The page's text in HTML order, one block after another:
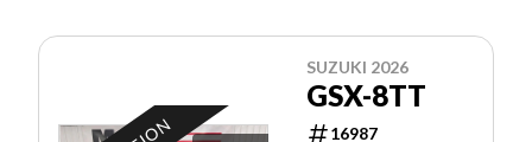
SUZUKI 2026
GSX-8TT
16987